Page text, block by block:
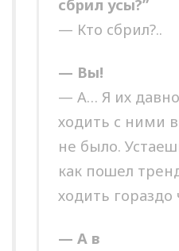
сбрил усы?”
— Кто сбрил?..
— Вы!
— А… Я их
ходить с ними
не было.
как пошел
ходить
— А в